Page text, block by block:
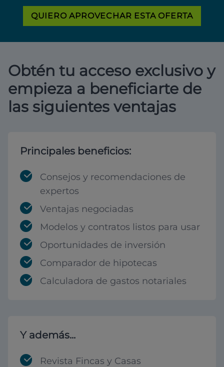
QUIERO APROVECHAR ESTA OFERTA
Obtén tu acceso exclusivo y
empieza a beneficiarte de
las siguientes ventajas
Principales beneficios:
Consejos y recomendaciones de
expertos
Ventajas negociadas
Modelos y contratos listos para usar
Oportunidades de inversión
Comparador de hipotecas
Calculadora de gastos notariales
Y además...
Revista Fincas y Casas